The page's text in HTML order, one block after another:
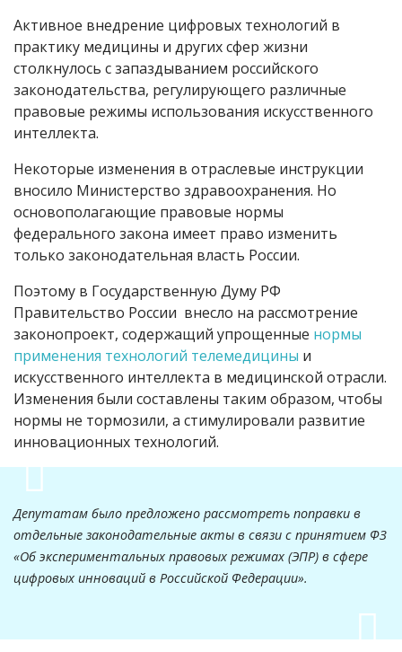
Активное внедрение цифровых технологий в
практику медицины и других сфер жизни
столкнулось с запаздыванием российского
законодательства, регулирующего различные
правовые режимы использования искусственного
интеллекта.
Некоторые изменения в отраслевые инструкции
вносило Министерство здравоохранения. Но
основополагающие правовые нормы
федерального закона имеет право изменить
только законодательная власть России.
Поэтому в Государственную Думу РФ
Правительство России внесло на рассмотрение
законопроект, содержащий упрощенные нормы
применения технологий телемедицины и
искусственного интеллекта в медицинской отрасли.
Изменения были составлены таким образом, чтобы
нормы не тормозили, а стимулировали развитие
инновационных технологий.
Депутатам было предложено рассмотреть поправки в
отдельные законодательные акты в связи с принятием ФЗ
«Об экспериментальных правовых режимах (ЭПР) в сфере
цифровых инноваций в Российской Федерации».